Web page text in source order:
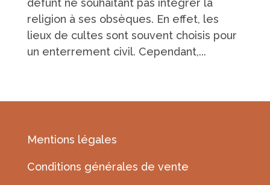
défunt ne souhaitant pas intégrer la
religion à ses obsèques. En effet, les
lieux de cultes sont souvent choisis pour
un enterrement civil. Cependant,...
Mentions légales
Conditions générales de vente